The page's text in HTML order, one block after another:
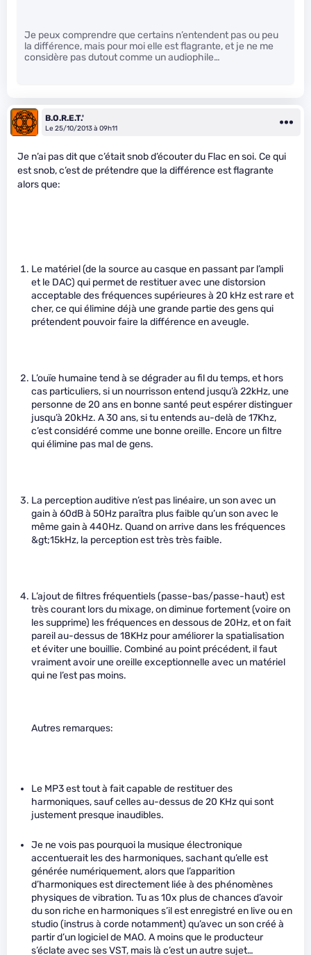
Je peux comprendre que certains n’entendent pas ou peu
la différence, mais pour moi elle est flagrante, et je ne me
considère pas dutout comme un audiophile…
B.O.R.E.T.'
Le 25/10/2013 à 09h11
Je n’ai pas dit que c’était snob d’écouter du Flac en soi. Ce qui
est snob, c’est de prétendre que la différence est flagrante
alors que:
Le matériel (de la source au casque en passant par l’ampli
et le DAC) qui permet de restituer avec une distorsion
acceptable des fréquences supérieures à 20 kHz est rare et
cher, ce qui élimine déjà une grande partie des gens qui
prétendent pouvoir faire la différence en aveugle.
L’ouïe humaine tend à se dégrader au fil du temps, et hors
cas particuliers, si un nourrisson entend jusqu’à 22kHz, une
personne de 20 ans en bonne santé peut espérer distinguer
jusqu’à 20kHz. A 30 ans, si tu entends au-delà de 17Khz,
c’est considéré comme une bonne oreille. Encore un filtre
qui élimine pas mal de gens.
La perception auditive n’est pas linéaire, un son avec un
gain à 60dB à 50Hz paraîtra plus faible qu’un son avec le
même gain à 440Hz. Quand on arrive dans les fréquences
&gt;15kHz, la perception est très très faible.
L’ajout de filtres fréquentiels (passe-bas/passe-haut) est
très courant lors du mixage, on diminue fortement (voire on
les supprime) les fréquences en dessous de 20Hz, et on fait
pareil au-dessus de 18KHz pour améliorer la spatialisation
et éviter une bouillie. Combiné au point précédent, il faut
vraiment avoir une oreille exceptionnelle avec un matériel
qui ne l’est pas moins.
Autres remarques:
Le MP3 est tout à fait capable de restituer des
harmoniques, sauf celles au-dessus de 20 KHz qui sont
justement presque inaudibles.
Je ne vois pas pourquoi la musique électronique
accentuerait les des harmoniques, sachant qu’elle est
générée numériquement, alors que l’apparition
d’harmoniques est directement liée à des phénomènes
physiques de vibration. Tu as 10x plus de chances d’avoir
du son riche en harmoniques s’il est enregistré en live ou en
studio (instrus à corde notamment) qu’avec un son créé à
partir d’un logiciel de MAO. A moins que le producteur
s’éclate avec ses VST, mais là c’est un autre sujet…